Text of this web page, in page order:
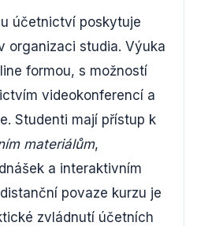
účetnictví poskytuje
organizaci studia. Výuka
formou, s možností
videokonferencí a
Studenti mají přístup k
materiálům,
a interaktivním
povaze kurzu je
zvládnutí účetních